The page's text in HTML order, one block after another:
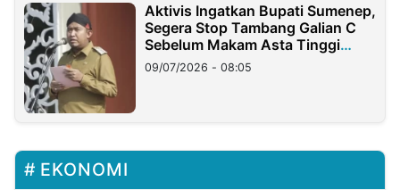
Aktivis Ingatkan Bupati Sumenep,
Segera Stop Tambang Galian C
Sebelum Makam Asta Tinggi
Longsor
09/07/2026 - 08:05
EKONOMI